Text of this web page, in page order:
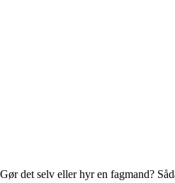
Gør det selv eller hyr en fagmand?